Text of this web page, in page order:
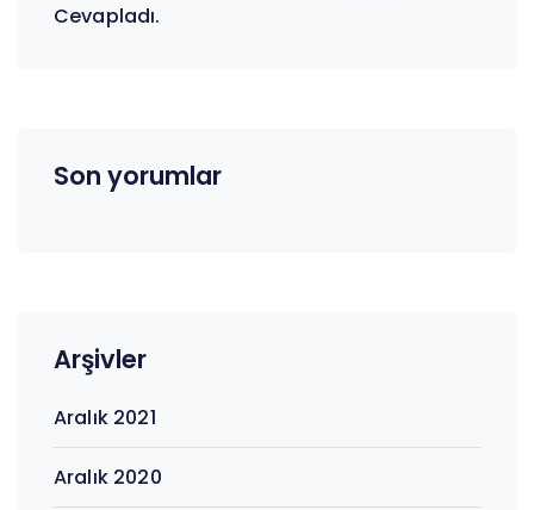
Cevapladı.
Son yorumlar
Arşivler
Aralık 2021
Aralık 2020